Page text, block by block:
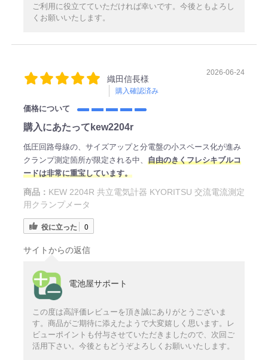
ご利用に役立てていただければ幸いです。今後ともよろし
くお願いいたします。
織田信長様
購入確認済み
2026-06-24
価格について
購入にあたってkew2204r
低圧回路母線の、サイズアップと分電盤の小スペース化が進み
クランプ測定箇所が限定される中、 自由のきくフレシキブルコ
ードは非常に重宝しています。
商品： KEW 2204R 共立電気計器 KYORITSU 交流電流測定
用クランプメータ
役に立った 0
サイトからの返信
電池屋サポート
この度は高評価レビューを頂き誠にありがとうございま
す。商品がご期待に添えたようで大変嬉しく思います。レ
ビューポイントも付与させていただきましたので、次回ご
活用下さい。今後ともどうぞよろしくお願いいたします。